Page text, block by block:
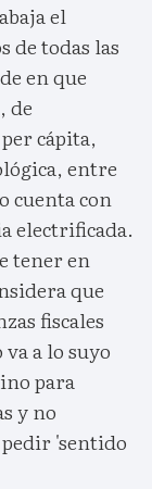
el
de todas las
en que
de
cápita,
entre
cuenta con
electrificada.
tener en
que
fiscales
va a lo suyo
para
y no
'sentido